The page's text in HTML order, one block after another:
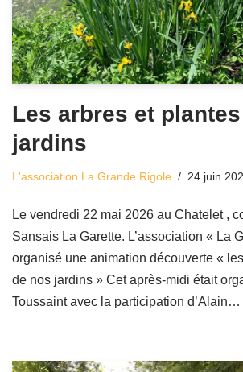
Les arbres et
jardins
L'association La Grande Rigole 24 juin
Le vendredi 22 mai 2026 au Chatelet ,
Sansais La Garette. L’association « La
organisé une animation découverte «
de nos jardins » Cet après-midi était
Toussaint avec la participation d’Alain…